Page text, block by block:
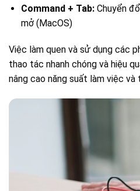
Command + Tab:Chuyển
mở (MacOS)
Việc làm quen và sử dụng các
thao tác nhanh chóng và hiệu
nâng cao năng suất làm việc